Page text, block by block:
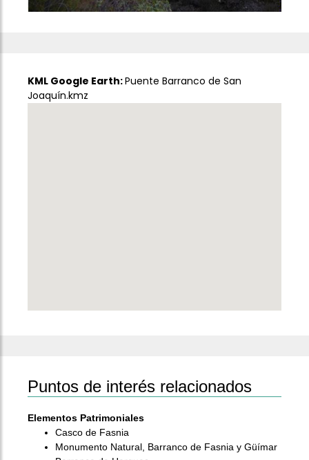
KML Google Earth:Puente Barranco de San
Joaquín.kmz
Puntos de interés relacionados
Elementos Patrimoniales
Casco de Fasnia
Monumento Natural, Barranco de Fasnia y Güímar